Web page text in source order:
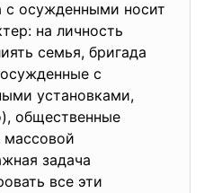
с осужденными носит
на личность
семья, бригада
с
установками,
общественные
массовой
задача
все эти